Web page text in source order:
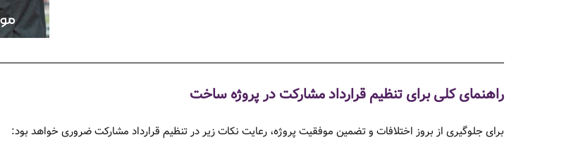
راهنمای کلی برای تنظیم قرارداد مشارکت در پروژه ساخت
برای جلوگیری از بروز اختلافات و تضمین موفقیت پروژه، رعایت نکات زیر در تنظیم قرارداد مشارکت ضروری خواهد بود: